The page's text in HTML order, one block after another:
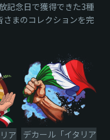
記念日で獲得できた3種
まのコレクションを完
ア
デカール「イタリア